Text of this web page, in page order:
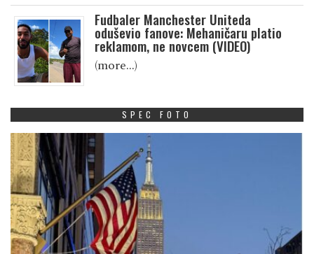
Fudbaler Manchester Uniteda
oduševio fanove: Mehaničaru platio
reklamom, ne novcem (VIDEO)
(more…)
SPEC FOTO